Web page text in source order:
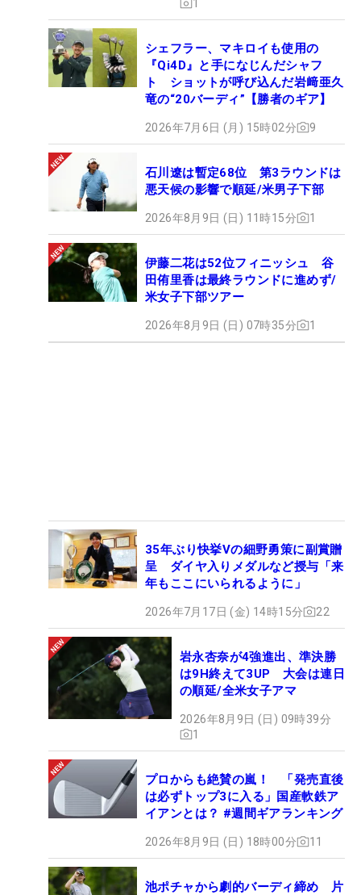
1
シェフラー、マキロイも使用の
『Qi4D』と手になじんだシャフ
ト ショットが呼び込んだ岩﨑亜久
竜の“20バーディ”【勝者のギア】
2026年7月6日 (月) 15時02分 9
石川遼は暫定68位 第3ラウンドは
悪天候の影響で順延/米男子下部
2026年8月9日 (日) 11時15分 1
伊藤二花は52位フィニッシュ 谷
田侑里香は最終ラウンドに進めず/
米女子下部ツアー
2026年8月9日 (日) 07時35分 1
35年ぶり快挙Vの細野勇策に副賞贈
呈 ダイヤ入りメダルなど授与「来
年もここにいられるように」
2026年7月17日 (金) 14時15分 22
岩永杏奈が4強進出、準決勝
は9H終えて3UP 大会は連日
の順延/全米女子アマ
2026年8月9日 (日) 09時39分
1
プロからも絶賛の嵐！ 「発売直後
は必ずトップ3に入る」国産軟鉄ア
イアンとは？ #週間ギアランキング
2026年8月9日 (日) 18時00分 11
池ポチャから劇的バーディ締め 片